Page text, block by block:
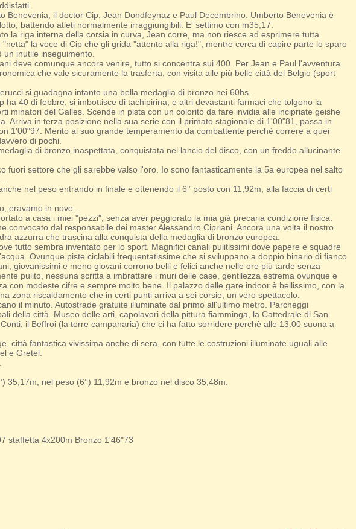
Benevenia, il doctor Cip, Jean Dondfeynaz e Paul Decembrino. Umberto Benevenia è
battendo atleti normalmente irraggiungibili. E' settimo con m35,17.
la riga interna della corsia in curva, Jean corre, ma non riesce ad esprimere tutta
la voce di Cip che gli grida "attento alla riga!", mentre cerca di capire parte lo sparo
un inutile inseguimento.
deve comunque ancora venire, tutto si concentra sui 400. Per Jean e Paul l'avventura
che vale sicuramente la trasferta, con visita alle più belle città del Belgio (sport
si guadagna intanto una bella medaglia di bronzo nei 60hs.
ha 40 di febbre, si imbottisce di tachipirina, e altri devastanti farmaci che tolgono la
minatori del Galles. Scende in pista con un colorito da fare invidia alle incipriate geishe
Arriva in terza posizione nella sua serie con il primato stagionale di 1'00"81, passa in
1'00"97. Merito al suo grande temperamento da combattente perchè correre a quei
di pochi.
di bronzo inaspettata, conquistata nel lancio del disco, con un freddo allucinante
fuori settore che gli sarebbe valso l'oro. Io sono fantasticamente la 5a europea nel salto
nel peso entrando in finale e ottenendo il 6° posto con 11,92m, alla faccia di certi
eravamo in nove...
a casa i miei "pezzi", senza aver peggiorato la mia già precaria condizione fisica.
convocato dal responsabile dei master Alessandro Cipriani. Ancora una volta il nostro
azzurra che trascina alla conquista della medaglia di bronzo europea.
tutto sembra inventato per lo sport. Magnifici canali pulitissimi dove papere e squadre
Ovunque piste ciclabili frequentatissime che si sviluppano a doppio binario di fianco
giovanissimi e meno giovani corrono belli e felici anche nelle ore più tarde senza
pulito, nessuna scritta a imbrattare i muri delle case, gentilezza estrema ovunque e
con modeste cifre e sempre molto bene. Il palazzo delle gare indoor è bellissimo, con la
zona riscaldamento che in certi punti arriva a sei corsie, un vero spettacolo.
il minuto. Autostrade gratuite illuminate dal primo all'ultimo metro. Parcheggi
della città. Museo delle arti, capolavori della pittura fiamminga, la Cattedrale di San
il Beffroi (la torre campanaria) che ci ha fatto sorridere perchè alle 13.00 suona a
città fantastica vivissima anche di sera, con tutte le costruzioni illuminate uguali alle
e Gretel.
35,17m, nel peso (6°) 11,92m e bronzo nel disco 35,48m.
staffetta 4x200m Bronzo 1'46"73